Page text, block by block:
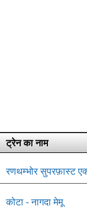
ट्रेन का नाम
रणथम्भोर सुपरफ़ास्ट
कोटा - नागदा मेमू